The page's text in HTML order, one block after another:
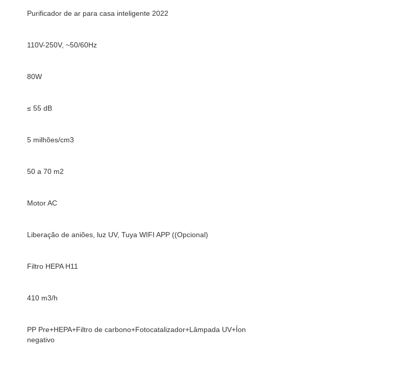
Purificador de ar para casa inteligente 2022
110V-250V, ~50/60Hz
80W
≤ 55 dB
5 milhões/cm3
50 a 70 m2
Motor AC
Liberação de aniões, luz UV, Tuya WIFI APP ((Opcional)
Filtro HEPA H11
410 m3/h
PP Pre+HEPA+Filtro de carbono+Fotocatalizador+Lâmpada UV+Íon
negativo